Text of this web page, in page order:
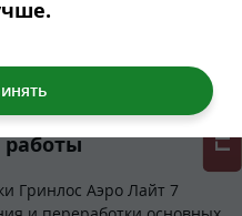
Гринлос Аэро Лайт 7